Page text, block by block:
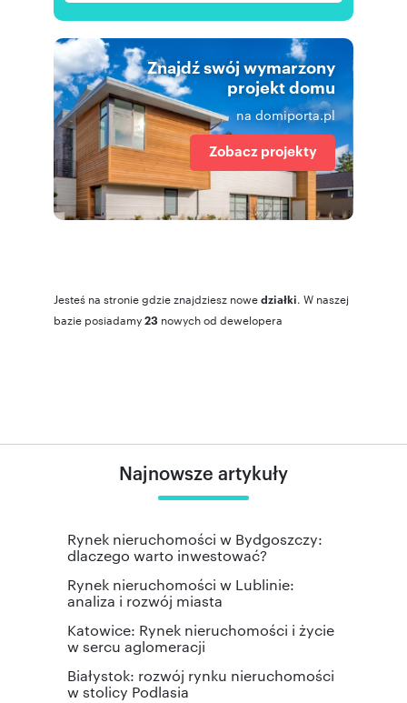
Znajdź swój wymarzony
projekt domu
na domiporta.pl
Zobacz projekty
Jesteś na stronie gdzie znajdziesz nowedziałki. W naszej
bazie posiadamy23 nowychod dewelopera
Najnowsze artykuły
Rynek nieruchomości w Bydgoszczy:
dlaczego warto inwestować?
Rynek nieruchomości w Lublinie:
analiza i rozwój miasta
Katowice: Rynek nieruchomości i życie
w sercu aglomeracji
Białystok: rozwój rynku nieruchomości
w stolicy Podlasia